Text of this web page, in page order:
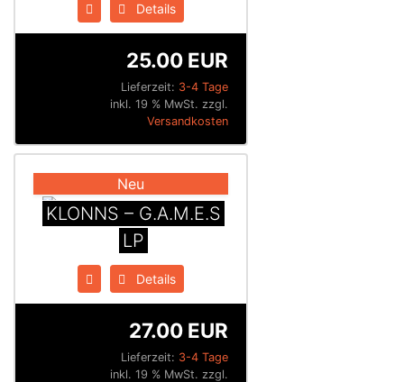
Details
Lieferzeit: 3-4 Tage
25.00 EUR
inkl. 19 % MwSt. zzgl.
Versandkosten
Neu
KLONNS – G.A.M.E.S
LP
Details
Lieferzeit: 3-4 Tage
27.00 EUR
inkl. 19 % MwSt. zzgl.